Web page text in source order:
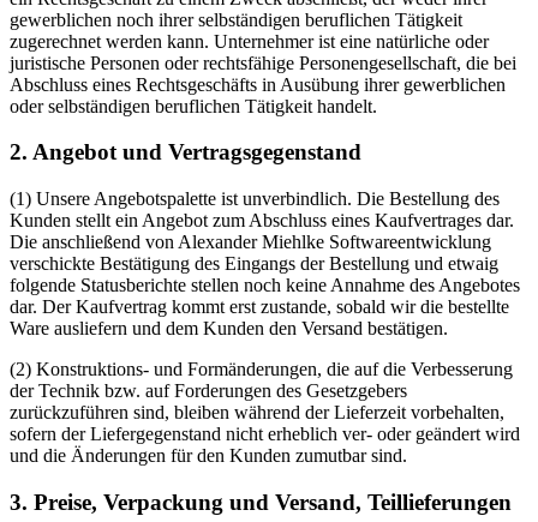
gewerblichen noch ihrer selbständigen beruflichen Tätigkeit
zugerechnet werden kann. Unternehmer ist eine natürliche oder
juristische Personen oder rechtsfähige Personengesellschaft, die bei
Abschluss eines Rechtsgeschäfts in Ausübung ihrer gewerblichen
oder selbständigen beruflichen Tätigkeit handelt.
2. Angebot und Vertragsgegenstand
(1) Unsere Angebotspalette ist unverbindlich. Die Bestellung des
Kunden stellt ein Angebot zum Abschluss eines Kaufvertrages dar.
Die anschließend von Alexander Miehlke Softwareentwicklung
verschickte Bestätigung des Eingangs der Bestellung und etwaig
folgende Statusberichte stellen noch keine Annahme des Angebotes
dar. Der Kaufvertrag kommt erst zustande, sobald wir die bestellte
Ware ausliefern und dem Kunden den Versand bestätigen.
(2) Konstruktions- und Formänderungen, die auf die Verbesserung
der Technik bzw. auf Forderungen des Gesetzgebers
zurückzuführen sind, bleiben während der Lieferzeit vorbehalten,
sofern der Liefergegenstand nicht erheblich ver- oder geändert wird
und die Änderungen für den Kunden zumutbar sind.
3. Preise, Verpackung und Versand, Teillieferungen